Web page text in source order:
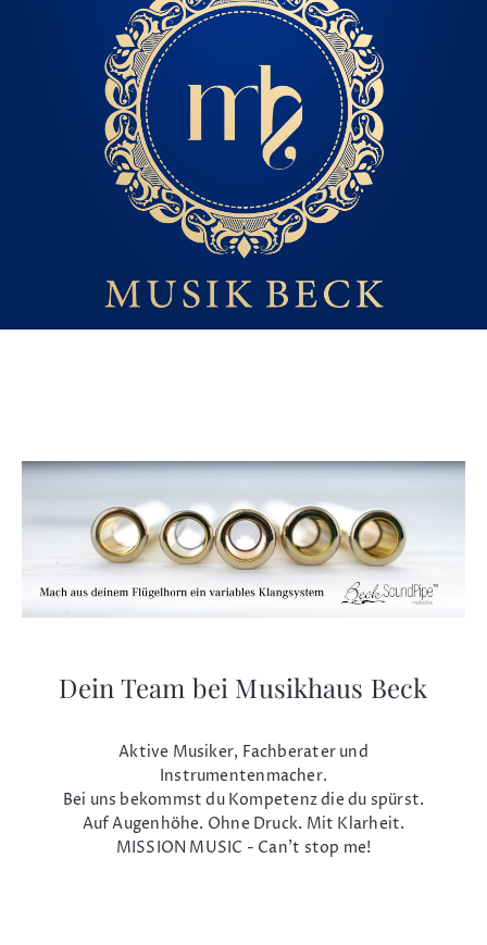
Dein Team bei Musikhaus Beck
Aktive Musiker, Fachberater und
Instrumentenmacher.
Bei uns bekommst du Kompetenz die du spürst.
Auf Augenhöhe. Ohne Druck. Mit Klarheit.
MISSION MUSIC - Can't stop me!